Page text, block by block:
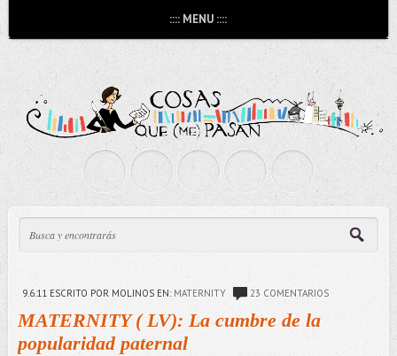
:::: MENU ::::
9.6.11 ESCRITO POR MOLINOS EN: MATERNITY 23 COMENTARIOS
MATERNITY ( LV): La cumbre de la
popularidad paternal